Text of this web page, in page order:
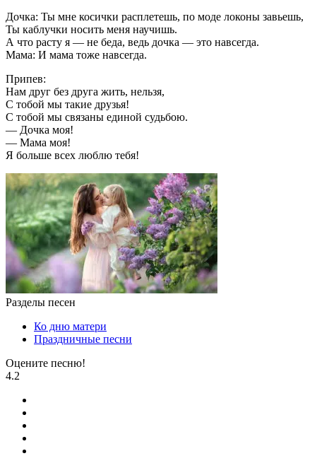
Дочка: Ты мне косички расплетешь, по моде локоны завьешь,
Ты каблучки носить меня научишь.
А что расту я — не беда, ведь дочка — это навсегда.
Мама: И мама тоже навсегда.
Припев:
Нам друг без друга жить, нельзя,
С тобой мы такие друзья!
С тобой мы связаны единой судьбою.
— Дочка моя!
— Мама моя!
Я больше всех люблю тебя!
Разделы песен
Ко дню матери
Праздничные песни
Оцените песню!
4.2